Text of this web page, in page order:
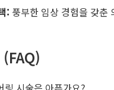
: 풍부한 임상 경험을 갖춘